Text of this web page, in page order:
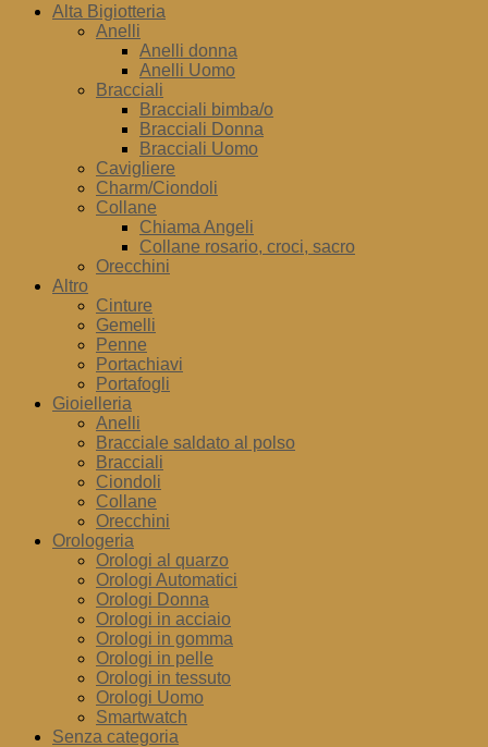
Alta Bigiotteria
Anelli
Anelli donna
Anelli Uomo
Bracciali
Bracciali bimba/o
Bracciali Donna
Bracciali Uomo
Cavigliere
Charm/Ciondoli
Collane
Chiama Angeli
Collane rosario, croci, sacro
Orecchini
Altro
Cinture
Gemelli
Penne
Portachiavi
Portafogli
Gioielleria
Anelli
Bracciale saldato al polso
Bracciali
Ciondoli
Collane
Orecchini
Orologeria
Orologi al quarzo
Orologi Automatici
Orologi Donna
Orologi in acciaio
Orologi in gomma
Orologi in pelle
Orologi in tessuto
Orologi Uomo
Smartwatch
Senza categoria